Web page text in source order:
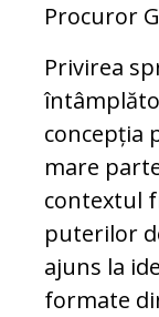
Procuror
Privirea
concepția
mare
contextul
puterilor
ajuns la
formate